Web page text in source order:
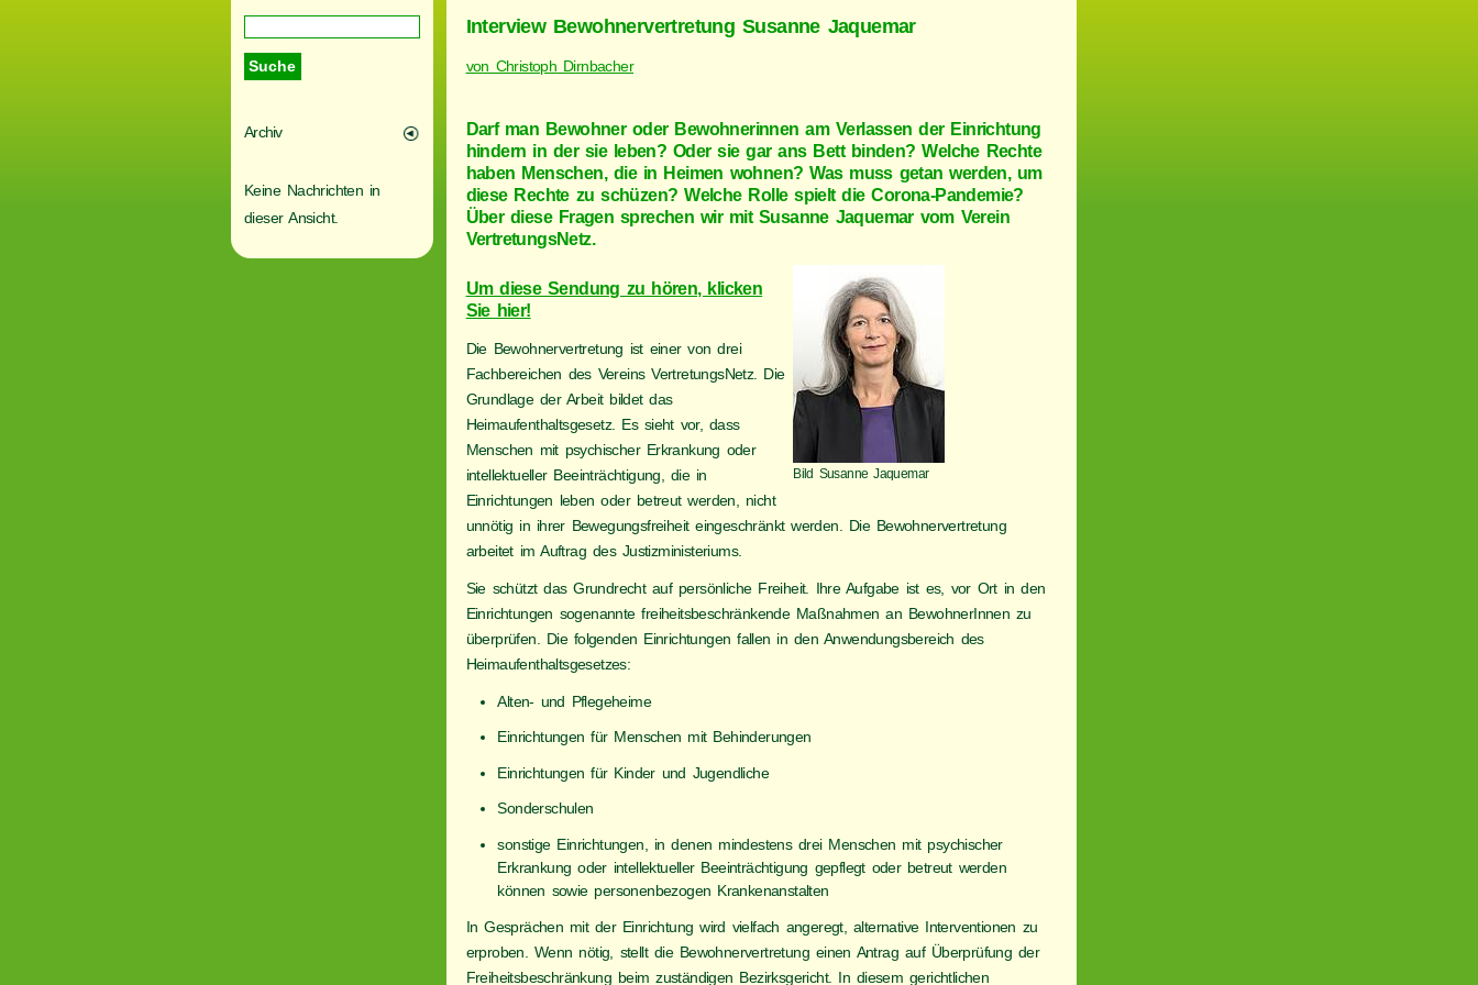
Archiv
Keine Nachrichten in
dieser Ansicht.
Interview Bewohnervertretung Susanne Jaquemar
von Christoph Dirnbacher
Darf man Bewohner oder Bewohnerinnen am Verlassen der Einrichtung
hindern in der sie leben? Oder sie gar ans Bett binden? Welche Rechte
haben Menschen, die in Heimen wohnen? Was muss getan werden, um
diese Rechte zu schüzen? Welche Rolle spielt die Corona-Pandemie?
Über diese Fragen sprechen wir mit Susanne Jaquemar vom Verein
VertretungsNetz.
Bild Susanne Jaquemar
Um diese Sendung zu hören, klicken
Sie hier!
Die Bewohnervertretung ist einer von drei
Fachbereichen des Vereins VertretungsNetz. Die
Grundlage der Arbeit bildet das
Heimaufenthaltsgesetz. Es sieht vor, dass
Menschen mit psychischer Erkrankung oder
intellektueller Beeinträchtigung, die in
Einrichtungen leben oder betreut werden, nicht
unnötig in ihrer Bewegungsfreiheit eingeschränkt werden. Die Bewohnervertretung
arbeitet im Auftrag des Justizministeriums.
Sie schützt das Grundrecht auf persönliche Freiheit. Ihre Aufgabe ist es, vor Ort in den
Einrichtungen sogenannte freiheitsbeschränkende Maßnahmen an BewohnerInnen zu
überprüfen. Die folgenden Einrichtungen fallen in den Anwendungsbereich des
Heimaufenthaltsgesetzes:
Alten- und Pflegeheime
Einrichtungen für Menschen mit Behinderungen
Einrichtungen für Kinder und Jugendliche
Sonderschulen
sonstige Einrichtungen, in denen mindestens drei Menschen mit psychischer
Erkrankung oder intellektueller Beeinträchtigung gepflegt oder betreut werden
können sowie personenbezogen Krankenanstalten
In Gesprächen mit der Einrichtung wird vielfach angeregt, alternative Interventionen zu
erproben. Wenn nötig, stellt die Bewohnervertretung einen Antrag auf Überprüfung der
Freiheitsbeschränkung beim zuständigen Bezirksgericht. In diesem gerichtlichen